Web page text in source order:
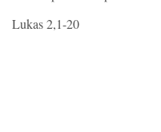
Lukas 2,1-20